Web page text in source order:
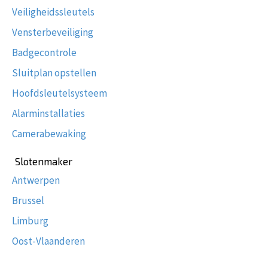
Veiligheidssleutels
Vensterbeveiliging
Badgecontrole
Sluitplan opstellen
Hoofdsleutelsysteem
Alarminstallaties
Camerabewaking
Slotenmaker
Antwerpen
Brussel
Limburg
Oost-Vlaanderen